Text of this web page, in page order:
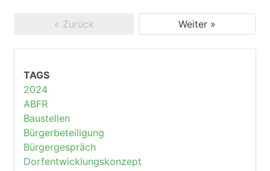
« Zurück Weiter »
TAGS
2024
ABFR
Baustellen
Bürgerbeteiligung
Bürgergespräch
Dorfentwicklungskonzept